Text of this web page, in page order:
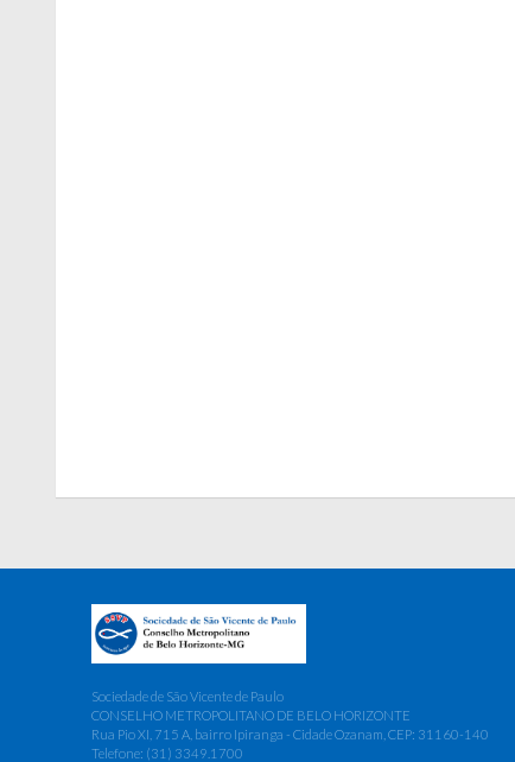
Sociedade de São Vicente de Paulo
CONSELHO METROPOLITANO DE BELO HORIZONTE
Rua Pio XI, 715 A, bairro Ipiranga - Cidade Ozanam, CEP: 31160-140
Telefone: (31) 3349.1700